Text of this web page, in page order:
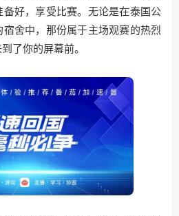
好，享受比赛。无论是在泰国公
舍中，那份属于主场观赛的热烈
了你的屏幕前。